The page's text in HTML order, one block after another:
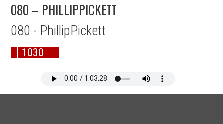
080 – PHILLIPPICKETT
080 - PhillipPickett
1030